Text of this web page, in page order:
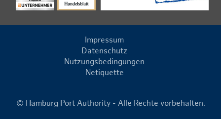
Impressum
Datenschutz
Nutzungsbedingungen
Netiquette
© Hamburg Port Authority - Alle Rechte vorbehalten.